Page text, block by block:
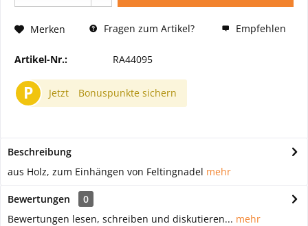
Merken Fragen zum Artikel? Empfehlen
Artikel-Nr.: RA44095
P Jetzt Bonuspunkte sichern
Beschreibung
aus Holz, zum Einhängen von Feltingnadel mehr
Bewertungen
0
Bewertungen lesen, schreiben und diskutieren... mehr